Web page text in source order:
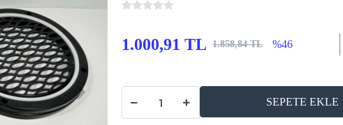
1.000,91 TL 1.858,84 TL %46
SEPETE EKLE